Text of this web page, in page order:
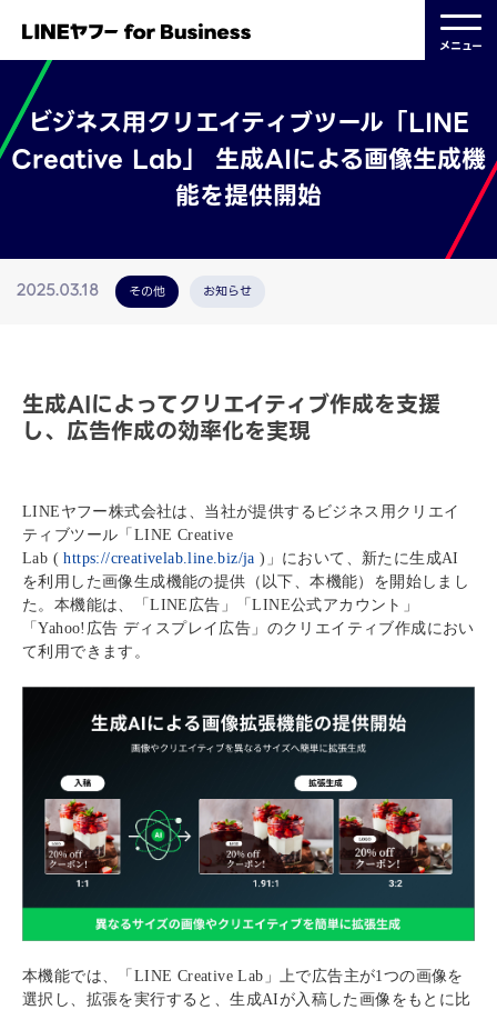
メニュー
ビジネス用クリエイティブツール「LINE
Creative Lab」 生成AIによる画像生成機
能を提供開始
2025.03.18 その他 お知らせ
生成AIによってクリエイティブ作成を支援
し、広告作成の効率化を実現
LINE ヤフー株式会社は、当社が提供するビジネス用クリエイ
ティブツール「 LINE Creative
Lab (https://creativelab.line.biz/ja ) 」において、新たに生成AI
を利用した画像生成機能の提供（以下、本機能）を開始しまし
た。本機能は、「LINE 広告」「LINE公式アカウント」
「Yahoo! 広告 ディスプレイ広告」のクリエイティブ作成におい
て利用できます。
本機能では、「 LINE Creative Lab 」上で広告主が1つの画像を
選択し、拡張を実行すると、生成AIが入稿した画像をもとに比